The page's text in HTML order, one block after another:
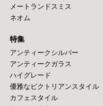
メートランドスミス
ネオム
特集
アンティークシルバー
アンティークガラス
ハイグレード
優雅なビクトリアンスタイル
カフェスタイル